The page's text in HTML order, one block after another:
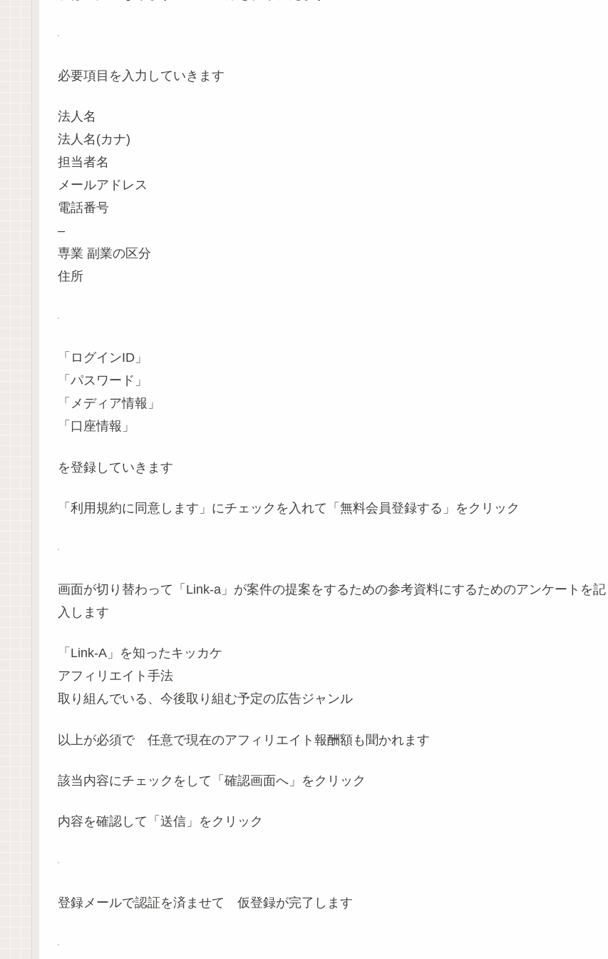
必要項目を入力していきます
法人名
法人名(カナ)
担当者名
メールアドレス
電話番号
–
専業 副業の区分
住所
「ログインID」
「パスワード」
「メディア情報」
「口座情報」
を登録していきます
「利用規約に同意します」にチェックを入れて「無料会員登録する」をクリック
画面が切り替わって「Link-a」が案件の提案をするための参考資料にするためのアンケートを記
入します
「Link-A」を知ったキッカケ
アフィリエイト手法
取り組んでいる、今後取り組む予定の広告ジャンル
以上が必須で 任意で現在のアフィリエイト報酬額も聞かれます
該当内容にチェックをして「確認画面へ」をクリック
内容を確認して「送信」をクリック
登録メールで認証を済ませて 仮登録が完了します